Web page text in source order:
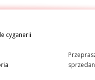
cyganerii